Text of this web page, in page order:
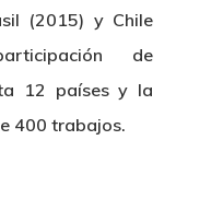
(2015) y Chile
de
12 países y la
400 trabajos.